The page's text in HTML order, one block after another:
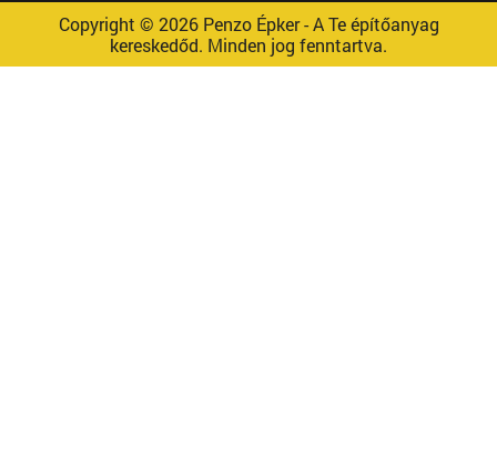
Copyright © 2026 Penzo Épker - A Te építőanyag
kereskedőd. Minden jog fenntartva.